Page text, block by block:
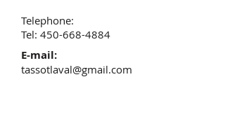
Telephone:
Tel: 450-668-4884
E-mail:
tassotlaval@gmail.com